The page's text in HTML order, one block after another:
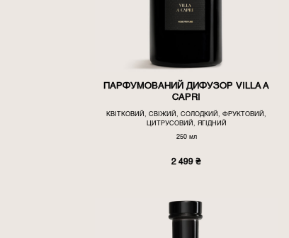
ПАРФУМОВАНИЙ ДИФУЗОР VILLA A
CAPRI
КВІТКОВИЙ, СВІЖИЙ, СОЛОДКИЙ, ФРУКТОВИЙ,
ЦИТРУСОВИЙ, ЯГІДНИЙ
250 мл
2 499₴